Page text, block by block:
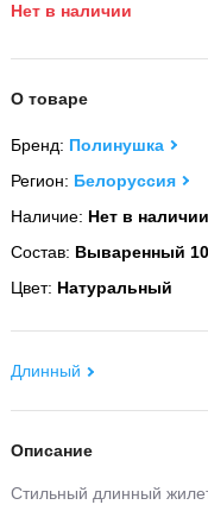
Нет в наличии
О товаре
Бренд: Полинушка
Регион: Белоруссия
Наличие: Нет в наличии
Состав: Вываренный
Цвет: Натуральный
Длинный
Описание
Стильный длинный